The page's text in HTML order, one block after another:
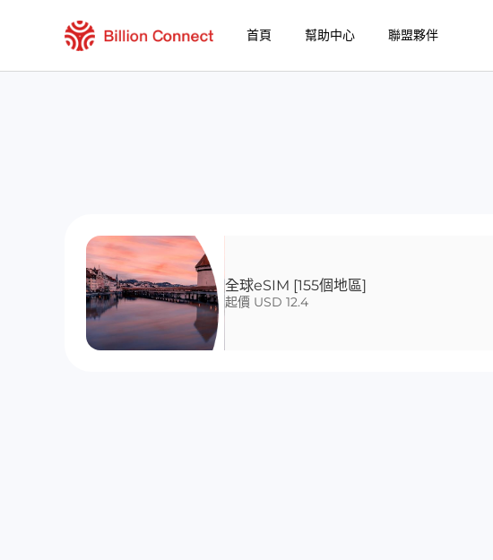
首頁 幫助中心 聯盟夥伴
全球eSIM [155個地區]
起價 USD 12.4